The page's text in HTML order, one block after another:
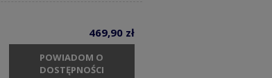
469,90 zł
POWIADOM O
DOSTĘPNOŚCI